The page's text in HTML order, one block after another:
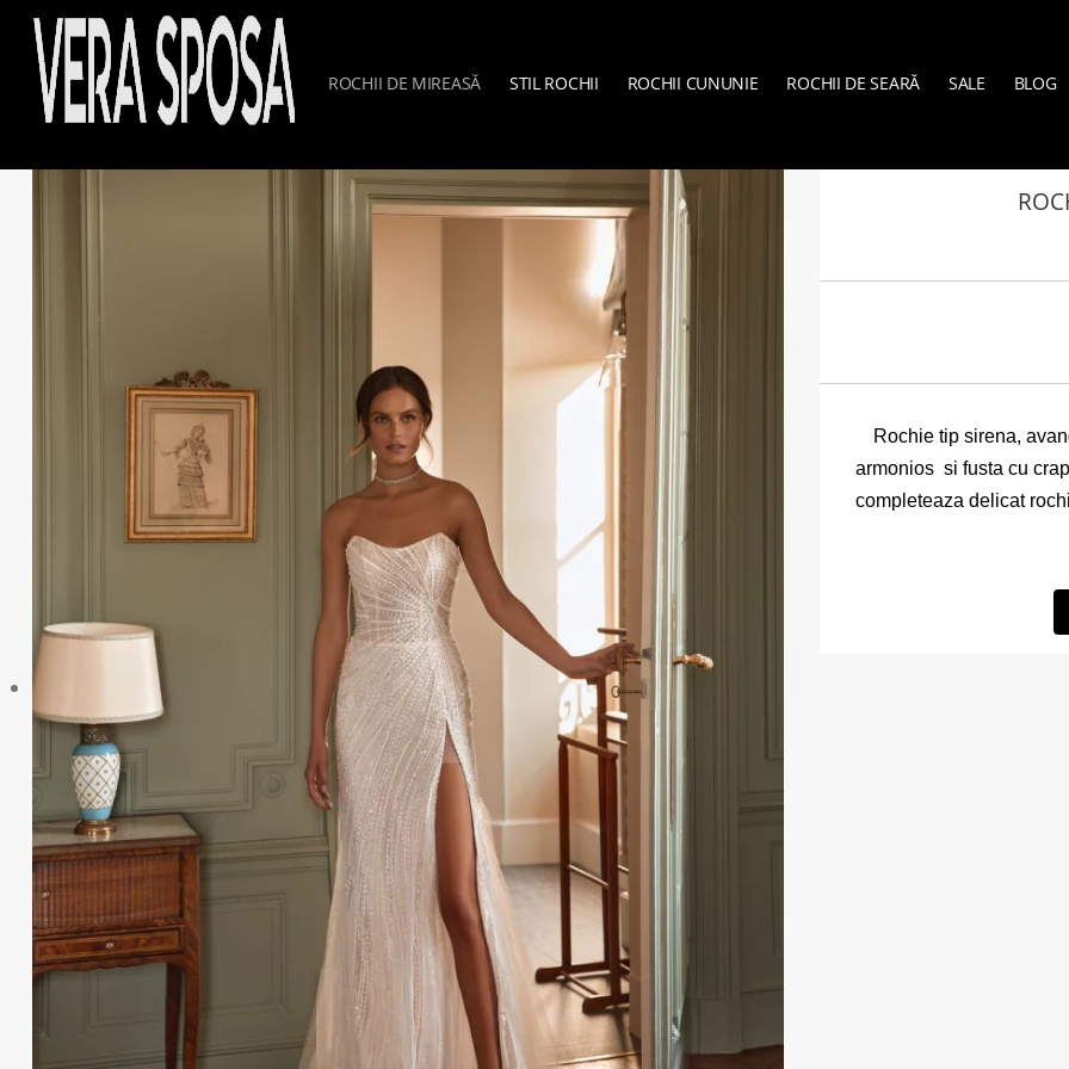
ROCHII DE MIREASĂ STIL ROCHII ROCHII CUNUNIE ROCHII DE SEARĂ SALE BLOG
Rochie tip sirena,
armonios si fusta cu
completeaza delicat